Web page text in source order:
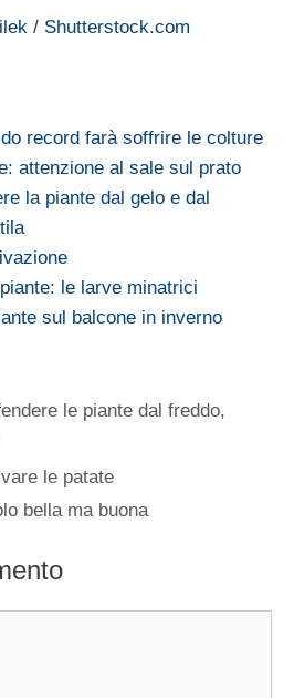
/ Shutterstock.com
record farà soffrire le colture
attenzione al sale sul prato
la piante dal gelo e dal
le larve minatrici
sul balcone in inverno
le piante dal freddo,
le patate
bella ma buona